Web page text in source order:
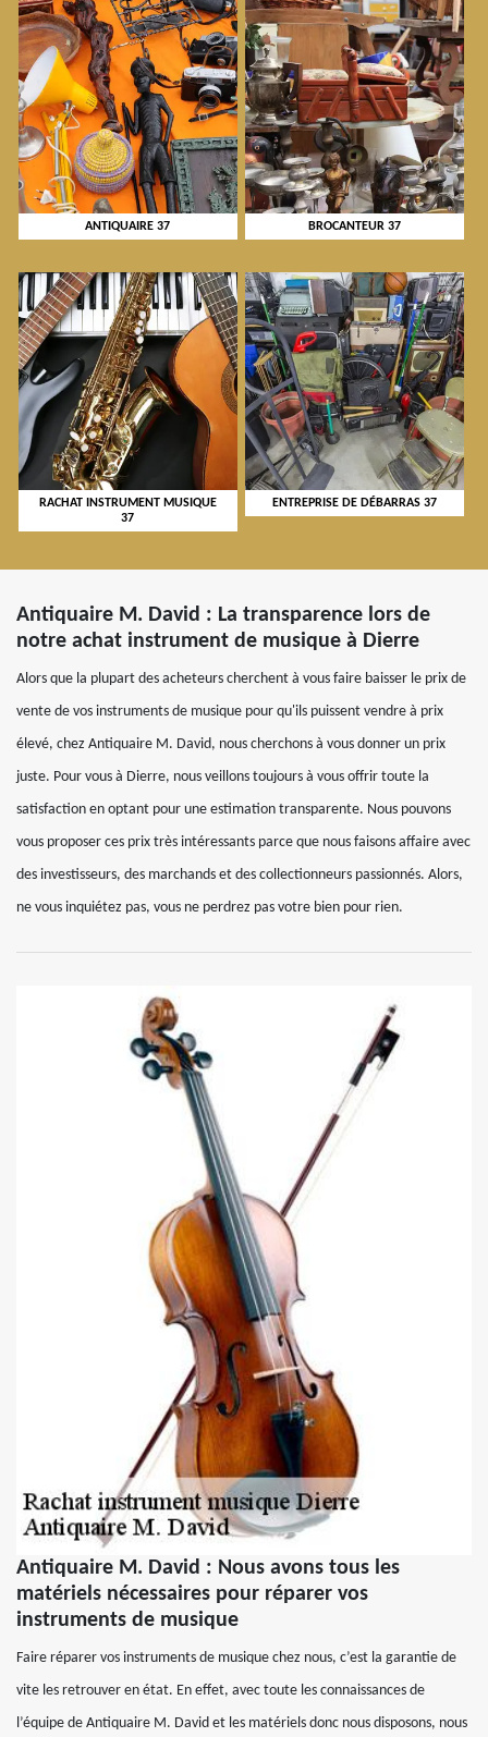
ANTIQUAIRE 37 BROCANTEUR 37
RACHAT INSTRUMENT MUSIQUE
37
ENTREPRISE DE DÉBARRAS 37
Antiquaire M. David : La transparence lors de
notre achat instrument de musique à Dierre
Alors que la plupart des acheteurs cherchent à vous faire baisser le prix de
vente de vos instruments de musique pour qu'ils puissent vendre à prix
élevé, chez Antiquaire M. David, nous cherchons à vous donner un prix
juste. Pour vous à Dierre, nous veillons toujours à vous offrir toute la
satisfaction en optant pour une estimation transparente. Nous pouvons
vous proposer ces prix très intéressants parce que nous faisons affaire avec
des investisseurs, des marchands et des collectionneurs passionnés. Alors,
ne vous inquiétez pas, vous ne perdrez pas votre bien pour rien.
Antiquaire M. David : Nous avons tous les
matériels nécessaires pour réparer vos
instruments de musique
Faire réparer vos instruments de musique chez nous, c’est la garantie de
vite les retrouver en état. En effet, avec toute les connaissances de
l’équipe de Antiquaire M. David et les matériels donc nous disposons, nous